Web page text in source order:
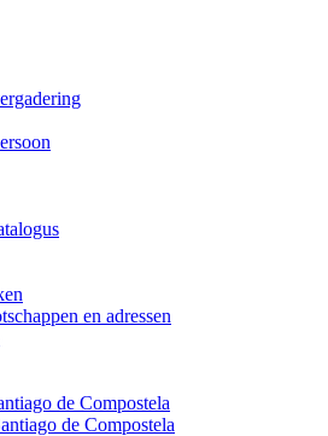
en adressen
de Compostela
de Compostela